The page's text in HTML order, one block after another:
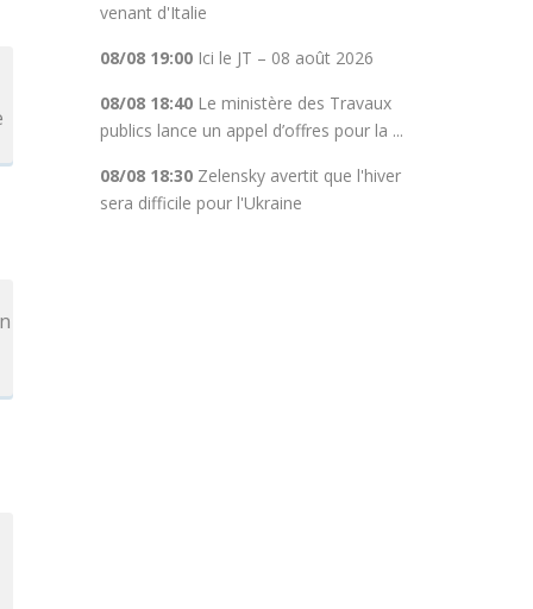
venant d'Italie
08/08 19:00Ici le JT – 08 août 2026
08/08 18:40Le ministère des Travaux
publics lance un appel d’offres pour la ...
08/08 18:30Zelensky avertit que l'hiver
sera difficile pour l'Ukraine